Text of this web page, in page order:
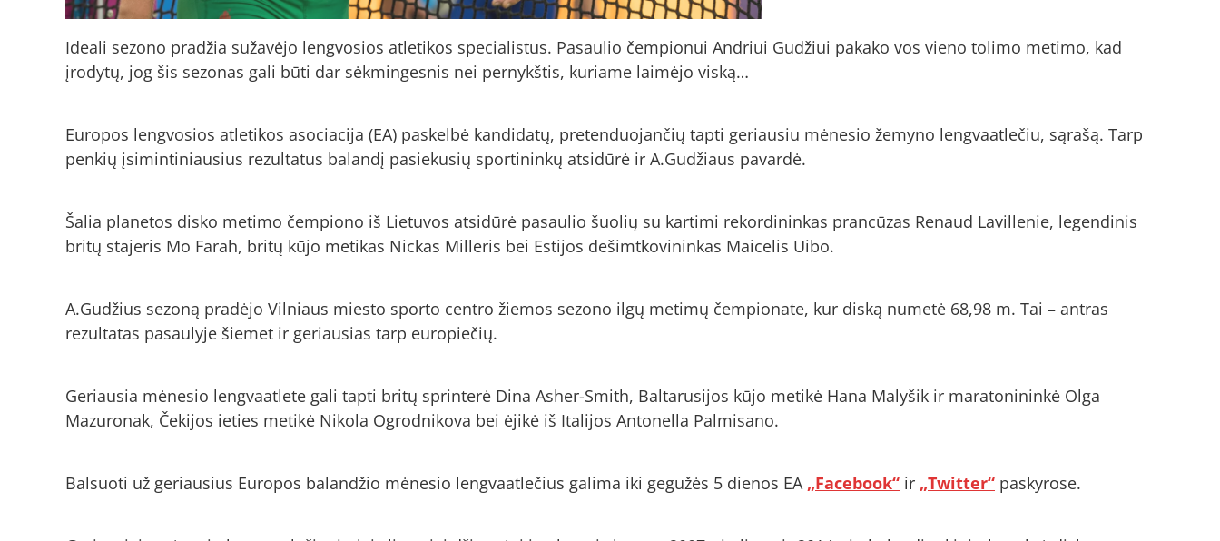
Ideali sezono pradžia sužavėjo lengvosios atletikos specialistus. Pasaulio čempionui Andriui Gudžiui pakako vos vieno tolimo metimo, kad
įrodytų, jog šis sezonas gali būti dar sėkmingesnis nei pernykštis, kuriame laimėjo viską…
Europos lengvosios atletikos asociacija (EA) paskelbė kandidatų, pretenduojančių tapti geriausiu mėnesio žemyno lengvaatlečiu, sąrašą. Tarp
penkių įsimintiniausius rezultatus balandį pasiekusių sportininkų atsidūrė ir A.Gudžiaus pavardė.
Šalia planetos disko metimo čempiono iš Lietuvos atsidūrė pasaulio šuolių su kartimi rekordininkas prancūzas Renaud Lavillenie, legendinis
britų stajeris Mo Farah, britų kūjo metikas Nickas Milleris bei Estijos dešimtkovininkas Maicelis Uibo.
A.Gudžius sezoną pradėjo Vilniaus miesto sporto centro žiemos sezono ilgų metimų čempionate, kur diską numetė 68,98 m. Tai – antras
rezultatas pasaulyje šiemet ir geriausias tarp europiečių.
Geriausia mėnesio lengvaatlete gali tapti britų sprinterė Dina Asher-Smith, Baltarusijos kūjo metikė Hana Malyšik ir maratonininkė Olga
Mazuronak, Čekijos ieties metikė Nikola Ogrodnikova bei ėjikė iš Italijos Antonella Palmisano.
Balsuoti už geriausius Europos balandžio mėnesio lengvaatlečius galima iki gegužės 5 dienos EA „Facebook“ ir „Twitter“ paskyrose.